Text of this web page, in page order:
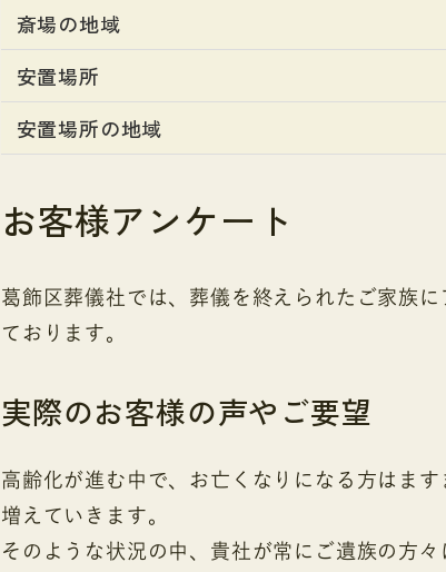
斎場の地域
安置場所
安置場所の地域
お客様アンケート
葛飾区葬儀社では、葬儀を終えられたご家族
ております。
実際のお客様の声やご要望
高齢化が進む中で、お亡くなりになる方はます
増えていきます。
そのような状況の中、貴社が常にご遺族の方々